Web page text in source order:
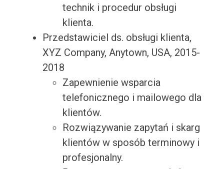
technik i procedur obsługi
klienta.
Przedstawiciel ds. obsługi klienta,
XYZ Company, Anytown, USA, 2015-
2018
Zapewnienie wsparcia
telefonicznego i mailowego dla
klientów.
Rozwiązywanie zapytań i skarg
klientów w sposób terminowy i
profesjonalny.